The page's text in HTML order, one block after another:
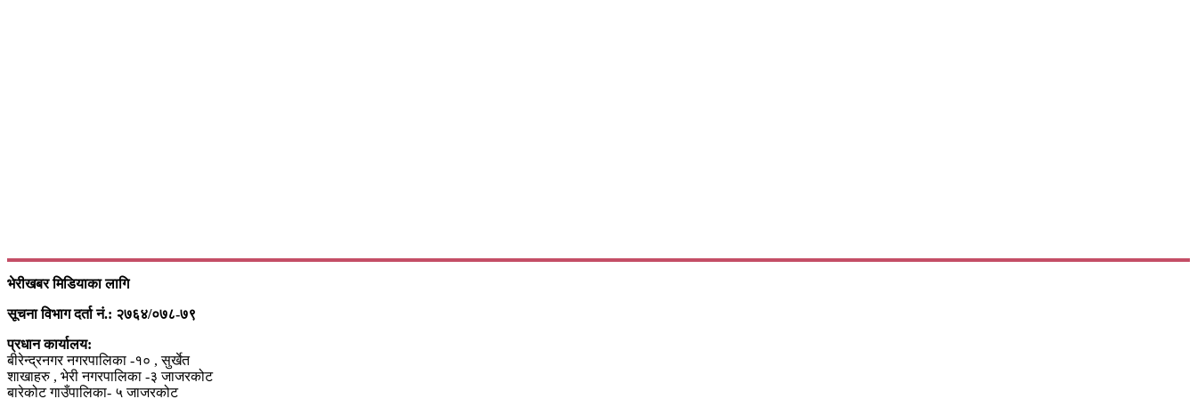
भेरीखबर मिडियाका लागि
सूचना विभाग दर्ता नं.: २७६४/०७८-७९
प्रधान कार्यालय:
बीरेन्द्रनगर नगरपालिका -१० , सुर्खेत
शाखाहरु , भेरी नगरपालिका -३ जाजरकोट
बारेकोट गाउँपालिका- ५ जाजरकोट